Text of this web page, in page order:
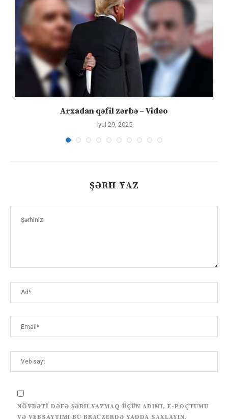
Arxadan qəfil zərbə – Video
İyul 29, 2025
ŞƏRH YAZ
NÖVBƏTI DƏFƏ ŞƏRH YAZMAQ ÜÇÜN ADIMI, E-POÇTUMU
VƏ VEBSAYTIMI BU BRAUZERDƏ YADDA SAXLAYIN.